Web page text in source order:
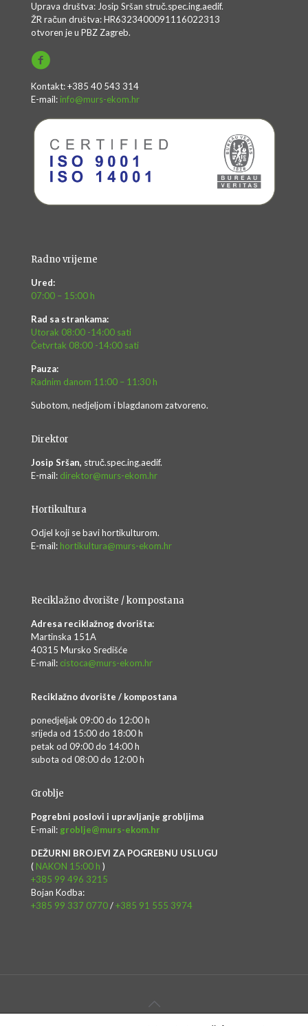
Uprava društva: Josip Sršan struč.spec.ing.aedif.
ŽR račun društva: HR6323400091116022313
otvoren je u PBZ Zagreb.
Kontakt: +385 40 543 314
E-mail: info@murs-ekom.hr
Radno vrijeme
Ured:
07:00 – 15:00 h
Rad sa strankama:
Utorak 08:00 -14:00 sati
Četvrtak 08:00 -14:00 sati
Pauza:
Radnim danom 11:00 – 11:30 h
Subotom, nedjeljom i blagdanom zatvoreno.
Direktor
Josip Sršan, struč.spec.ing.aedif.
E-mail: direktor@murs-ekom.hr
Hortikultura
Odjel koji se bavi hortikulturom.
E-mail: hortikultura@murs-ekom.hr
Reciklažno dvorište / kompostana
Adresa reciklažnog dvorišta:
Martinska 151A
40315 Mursko Središće
E-mail: cistoca@murs-ekom.hr
Reciklažno dvorište / kompostana
ponedjeljak 09:00 do 12:00 h
srijeda od 15:00 do 18:00 h
petak od 09:00 do 14:00 h
subota od 08:00 do 12:00 h
Groblje
Pogrebni poslovi i upravljanje grobljima
E-mail: groblje@murs-ekom.hr
DEŽURNI BROJEVI ZA POGREBNU USLUGU
( NAKON 15:00 h )
+385 99 496 3215
Bojan Kodba:
+385 99 337 0770/+385 91 555 3974